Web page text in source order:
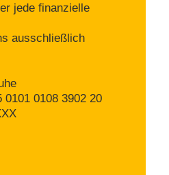
jede finanzielle
ausschließlich
0101 0108 3902 20